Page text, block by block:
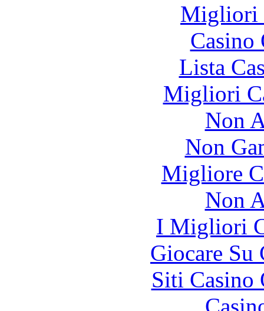
Migliori
Lista
Migliori
Non
Non
Migliore
Non
I Migliori
Giocare Su
Siti Casino